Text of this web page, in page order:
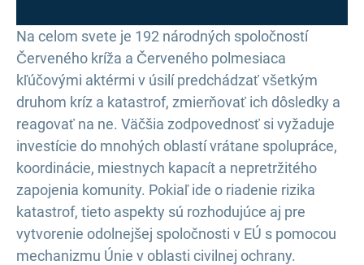
Na celom svete je 192 národných spoločností
Červeného kríža a Červeného polmesiaca
kľúčovými aktérmi v úsilí predchádzať všetkým
druhom kríz a katastrof, zmierňovať ich dôsledky a
reagovať na ne. Väčšia zodpovednosť si vyžaduje
investície do mnohých oblastí vrátane spolupráce,
koordinácie, miestnych kapacít a nepretržitého
zapojenia komunity. Pokiaľ ide o riadenie rizika
katastrof, tieto aspekty sú rozhodujúce aj pre
vytvorenie odolnejšej spoločnosti v EÚ s pomocou
mechanizmu Únie v oblasti civilnej ochrany.